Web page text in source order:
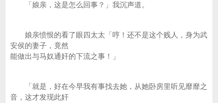
「娘亲，这是怎么回事？」我沉声道。
娘亲愤恨的看了眼四太太「哼！还不是这个贱人，身为武
安侯的妻子，竟然
能做出与马奴通奸的下流之事！」
「就是，好在今早我有事找去她，从她卧房里听见靡靡之
音，这才发现此奸